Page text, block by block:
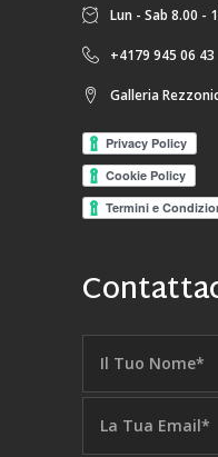
Lun - Sab 8.00 -
+4179 945 06 43
Galleria